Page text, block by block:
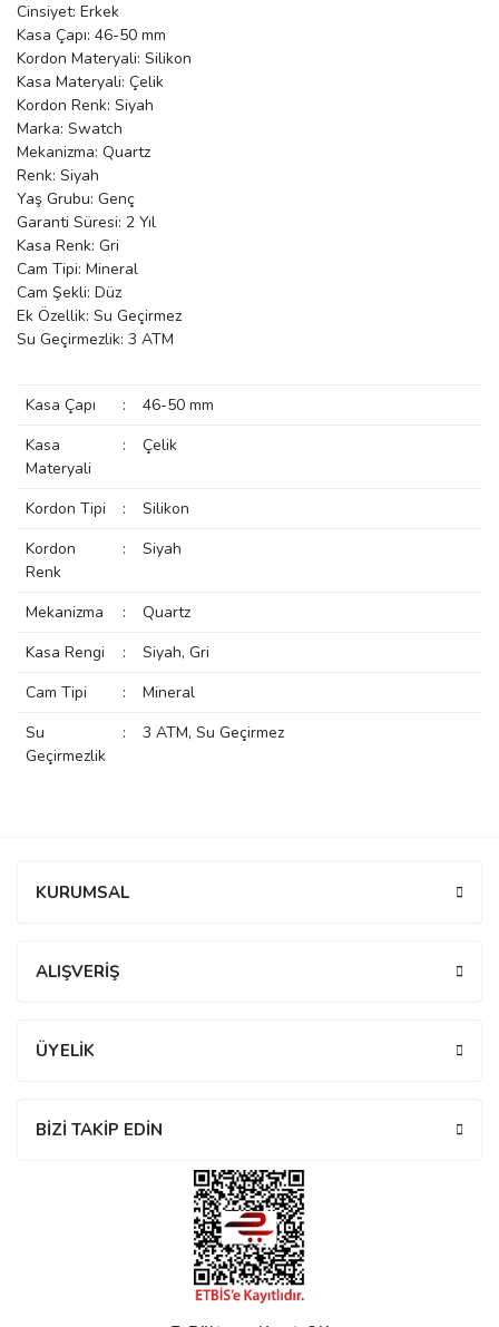
Cinsiyet: Erkek
Kasa Çapı: 46-50 mm
Kordon Materyali: Silikon
Kasa Materyali: Çelik
Kordon Renk: Siyah
Marka: Swatch
Mekanizma: Quartz
Renk: Siyah
Yaş Grubu: Genç
Garanti Süresi: 2 Yıl
Kasa Renk: Gri
Cam Tipi: Mineral
Cam Şekli: Düz
Ek Özellik: Su Geçirmez
Su Geçirmezlik: 3 ATM
Kasa Çapı :
46-50 mm
Kasa
Materyali
: Çelik
Kordon Tipi :
Silikon
Kordon
Renk
: Siyah
Mekanizma :
Quartz
Kasa Rengi
:
Siyah, Gri
Cam Tipi
:
Mineral
Su
Geçirmezlik
: 3 ATM, Su Geçirmez
KURUMSAL
ALIŞVERİŞ
ÜYELİK
BİZİ TAKİP EDİN